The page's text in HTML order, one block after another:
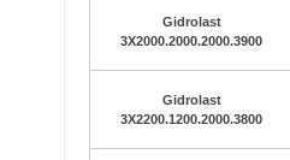
Gidrolast
3X2000.2000.2000.3900
Gidrolast
3X2200.1200.2000.3800